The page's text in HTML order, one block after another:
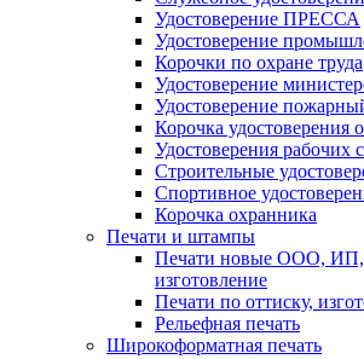
Удостоверение ПРЕССА
Удостоверение
Корочки по охране труда
Удостоверение
Удостоверение
Корочка удостоверения
Удостоверения рабочих
Строительные
Спортивное
Корочка охранника
Печати и штампы
Печати новые ООО,
изготовление
Печати по оттиску,
Рельефная печать
Широкоформатная печать